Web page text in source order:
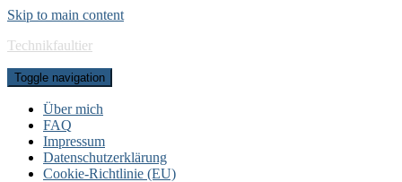
Skip to main content
Technikfaultier
Toggle navigation
Über mich
FAQ
Impressum
Datenschutzerklärung
Cookie-Richtlinie (EU)